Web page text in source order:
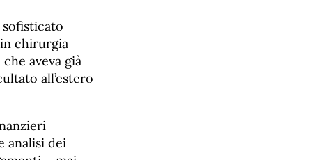
sofisticato
chirurgia
aveva già
all’estero
analisi dei